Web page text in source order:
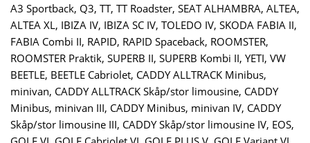
A3 Sportback, Q3, TT, TT Roadster, SEAT ALHAMBRA, ALTEA,
ALTEA XL, IBIZA IV, IBIZA SC IV, TOLEDO IV, SKODA FABIA II,
FABIA Combi II, RAPID, RAPID Spaceback, ROOMSTER,
ROOMSTER Praktik, SUPERB II, SUPERB Kombi II, YETI, VW
BEETLE, BEETLE Cabriolet, CADDY ALLTRACK Minibus,
minivan, CADDY ALLTRACK Skåp/stor limousine, CADDY
Minibus, minivan III, CADDY Minibus, minivan IV, CADDY
Skåp/stor limousine III, CADDY Skåp/stor limousine IV, EOS,